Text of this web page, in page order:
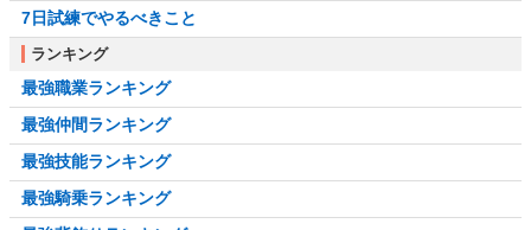
7日試練でやるべきこと
ランキング
最強職業ランキング
最強仲間ランキング
最強技能ランキング
最強騎乗ランキング